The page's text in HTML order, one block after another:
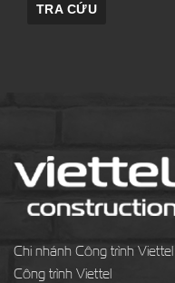
Chi nhánh Công trình
Công trình Viettel